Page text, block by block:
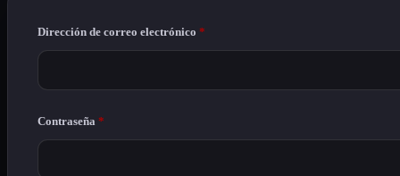
Dirección de correo electrónico *
Contraseña *